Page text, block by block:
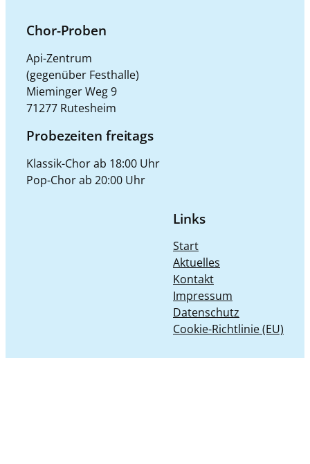
Chor-Proben
Api-Zentrum
(gegenüber Festhalle)
Mieminger Weg 9
71277 Rutesheim
Probezeiten freitags
Klassik-Chor ab 18:00 Uhr
Pop-Chor ab 20:00 Uhr
Links
Start
Aktuelles
Kontakt
Impressum
Datenschutz
Cookie-Richtlinie (EU)